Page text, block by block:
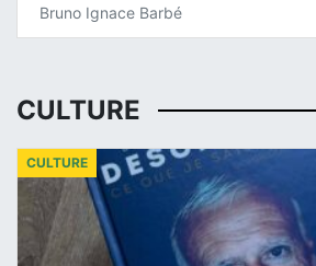
Bruno Ignace Barbé
CULTURE
CULTURE